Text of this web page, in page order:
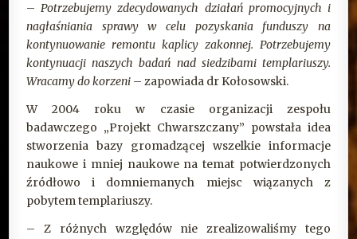
–Potrzebujemy zdecydowanych działań promocyjnych i
nagłaśniania sprawy w celu pozyskania funduszy na
kontynuowanie remontu kaplicy zakonnej. Potrzebujemy
kontynuacji naszych badań nad siedzibami templariuszy.
Wracamy do korzeni – zapowiada dr Kołosowski.
W 2004 roku w czasie organizacji zespołu
badawczego „Projekt Chwarszczany” powstała idea
stworzenia bazy gromadzącej wszelkie informacje
naukowe i mniej naukowe na temat potwierdzonych
źródłowo i domniemanych miejsc wiązanych z
pobytem templariuszy.
– Z różnych względów nie zrealizowaliśmy tego